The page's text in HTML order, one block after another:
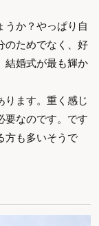
うか？やっぱり自
のためでなく、好
結婚式が最も輝か
ります。重く感じ
要なのです。です
方も多いそうで